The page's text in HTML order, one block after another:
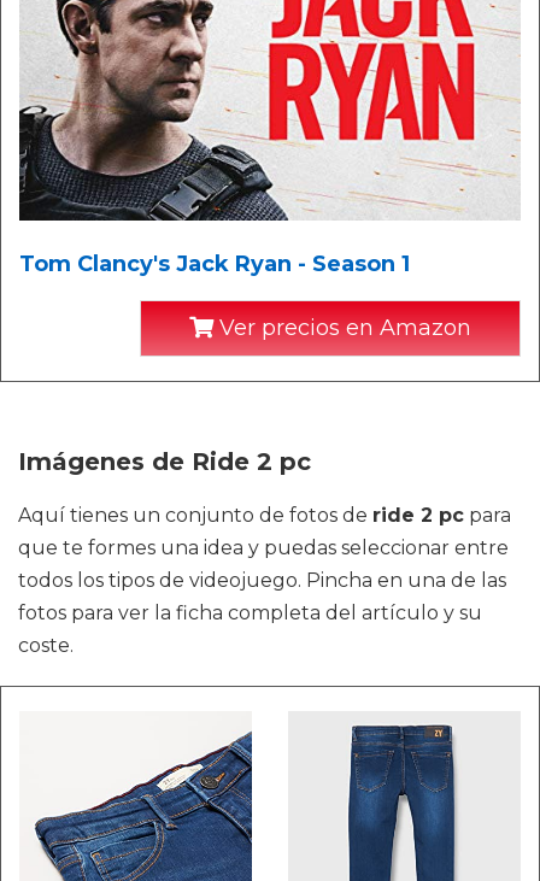
Tom Clancy's Jack Ryan - Season 1
Ver precios en Amazon
Imágenes de Ride 2 pc
Aquí tienes un conjunto de fotos de ride 2 pc para
que te formes una idea y puedas seleccionar entre
todos los tipos de videojuego. Pincha en una de las
fotos para ver la ficha completa del artículo y su
coste.